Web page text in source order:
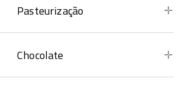
Pasteurização
Chocolate